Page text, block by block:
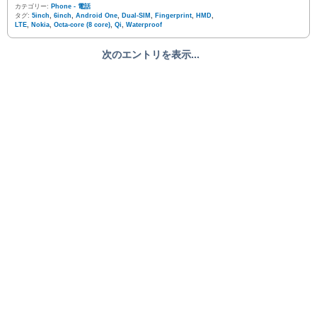
カテゴリー: Phone - 電話
タグ: 5inch, 6inch, Android One, Dual-SIM , Fingerprint, HMD,
LTE, Nokia, Octa-core (8 core), Qi, Waterproof
次のエントリを表示...